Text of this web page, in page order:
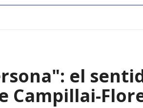
el
Campillai-